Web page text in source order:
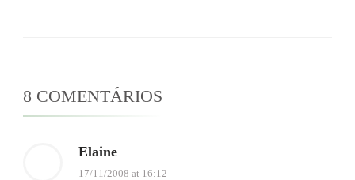
8 COMENTÁRIOS
Elaine
17/11/2008 at 16:12